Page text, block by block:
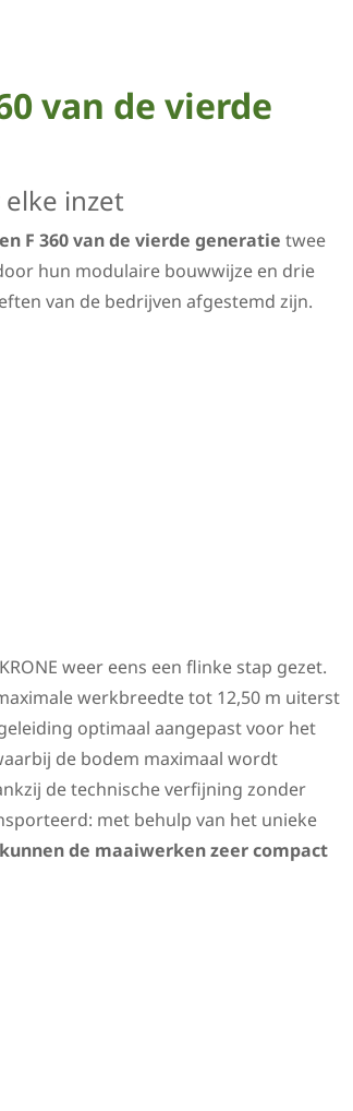
van de vierde
inzet
en F 360 van de vierde generatie twee
hun modulaire bouwwijze en drie
van de bedrijven afgestemd zijn.
weer eens een flinke stap gezet.
werkbreedte tot 12,50 m uiterst
optimaal aangepast voor het
de bodem maximaal wordt
de technische verfijning zonder
met behulp van het unieke
de maaiwerken zeer compact